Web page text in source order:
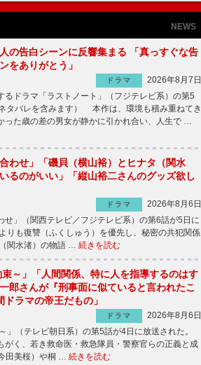
NEWS
の告白シーンに反響集まる 「真っすぐな告
をありがとう」
ドラマ
2026年8月7日
ドラマ「ラストノート」（フジテレビ系）の第5
タバレを含みます） 本作は、環境も積み重ねてき
た歳の差の男女が静かに引かれ合い、人生で …
わせ」「磯貝（横山裕）とヒナタ（関水
るのがいい」「縦山裕二さんのグッズ欲し
ドラマ
2026年8月6日
」（関西テレビ／フジテレビ系）の第6話が5日に
も復讐（ふくしゅう）を優先し、秘密の共犯関係
関水渚）の物語 … 続きを読む
束～」「人間関係、特に人を指導するのはす
郎さんが『刑事面に似ていると言われたこ
ラマの帝王だもの」
ドラマ
2026年8月6日
（テレビ朝日系）の第5話が4日に放送された。
く、若き救命医・救急隊員・警察官らの正義と成
田美桜）や桐 … 続きを読む